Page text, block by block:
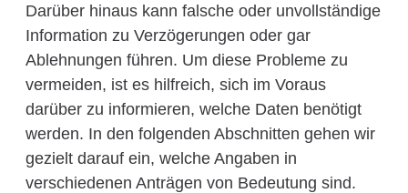
Darüber hinaus kann falsche oder unvollständige
Information zu Verzögerungen oder gar
Ablehnungen führen. Um diese Probleme zu
vermeiden, ist es hilfreich, sich im Voraus
darüber zu informieren, welche Daten benötigt
werden. In den folgenden Abschnitten gehen wir
gezielt darauf ein, welche Angaben in
verschiedenen Anträgen von Bedeutung sind.